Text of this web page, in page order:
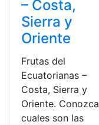
– Costa,
Sierra y
Oriente
Frutas del
Ecuatorianas –
Costa, Sierra y
Oriente. Conozca
cuales son las